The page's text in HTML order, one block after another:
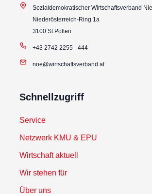
Sozialdemokratischer Wirtschaftsverband
Niederösterreich-Ring 1a
3100 St.Pölten
+43 2742 2255 - 444
noe@wirtschaftsverband.at
Schnellzugriff
Service
Netzwerk KMU & EPU
Wirtschaft aktuell
Wir stehen für
Über uns